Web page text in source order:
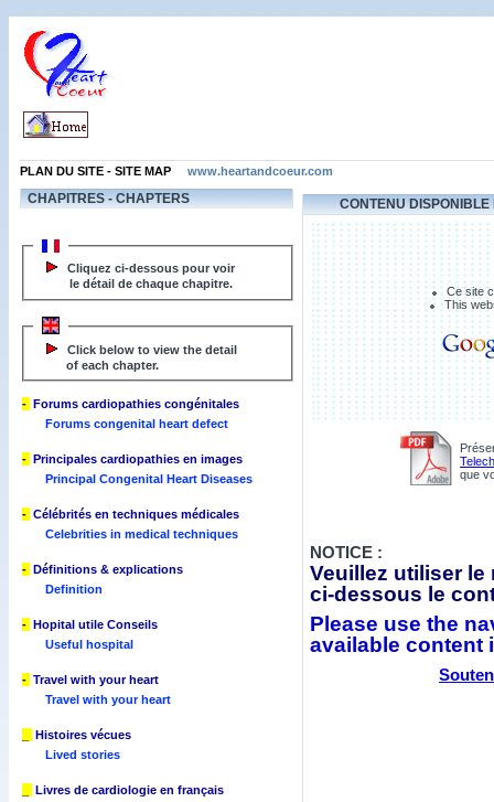
PLAN DU SITE - SITE MAP www.heartandcoeur.com
CHAPITRES - CHAPTERS
Cliquez ci-dessous pour voir
le détail de chaque chapitre.
Click below to view the detail
of each chapter.
-
Forums cardiopathies congénitales
Forums congenital heart defect
-
Principales cardiopathies en images
Principal Congenital Heart Diseases
- Célébrités en techniques médicales
Celebrities in medical techniques
-
Définitions & explications
Definition
-
Hopital utile Conseils
Useful hospital
- Travel with your heart
Travel with your heart
Histoires vécues
Lived stories
Livres de cardiologie en français
CONTENU
Ce site
This
que
NOTICE :
Veuillez utiliser
ci-dessous le
Please use the
available content